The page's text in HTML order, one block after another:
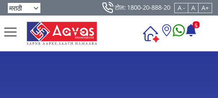
टोल: 1800-20-888-20 A - A A+
5